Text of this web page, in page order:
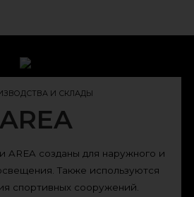
И СКЛАДЫ
AREA
AREA созданы для наружного и
Также используются
спортивных сооружений.